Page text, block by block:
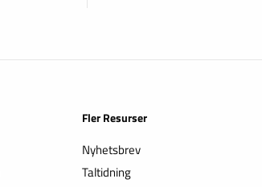
Fler Resurser
Nyhetsbrev
Taltidning